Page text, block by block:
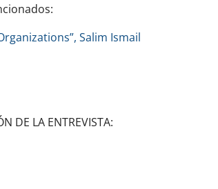
Salim Ismail
DE LA ENTREVISTA: